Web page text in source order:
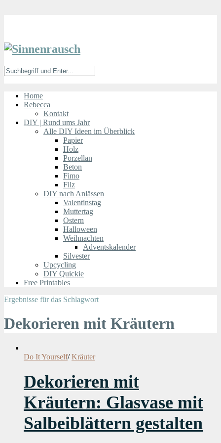
Home
Rebecca
Kontakt
DIY | Rund ums Jahr
Alle DIY Ideen im Überblick
Papier
Holz
Porzellan
Beton
Fimo
Filz
DIY nach Anlässen
Valentinstag
Muttertag
Ostern
Halloween
Weihnachten
Adventskalender
Silvester
Upcycling
DIY Quickie
Free Printables
Ergebnisse für das Schlagwort
Dekorieren mit Kräutern
Do It Yourself/ Kräuter
Dekorieren mit
Kräutern: Glasvase mit
Salbeiblättern gestalten